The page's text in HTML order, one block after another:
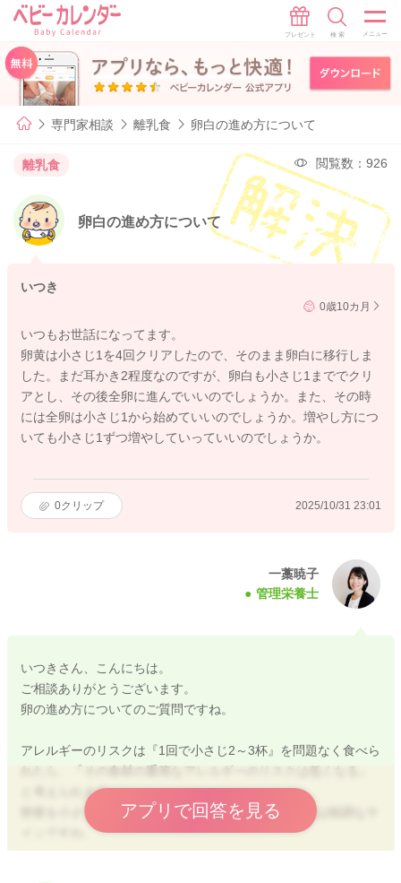
専門家相談 離乳食 卵白の進め方について
離乳食 閲覧数：926
卵白の進め方について
いつき
0歳10カ月
いつもお世話になってます。
卵黄は小さじ1を4回クリアしたので、そのまま卵白に移行しま
した。まだ耳かき2程度なのですが、卵白も小さじ1まででクリ
アとし、その後全卵に進んでいいのでしょうか。また、その時
には全卵は小さじ1から始めていいのでしょうか。増やし方につ
いても小さじ1ずつ増やしていっていいのでしょうか。
0クリップ 2025/10/31 23:01
一藁暁子
管理栄養士
いつきさん、こんにちは。
ご相談ありがとうございます。
卵の進め方についてのご質問ですね。
アレルギーのリスクは『1回で小さじ2～3杯』を問題なく食べら
れたら、『その食材の重篤なアレルギーのリスクは低くなる』
と考えられます。
卵黄を小さじ１・卵白耳かき2杯までクリアできたのは順調なサ
インですね。
アプリで回答を見る